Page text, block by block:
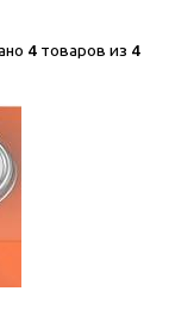
4 товаров из 4